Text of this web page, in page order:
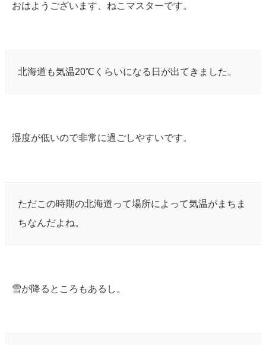
おはようございます、ねこマスターです。
北海道も気温20℃くらいになる日が出てきました。
湿度が低いので非常に過ごしやすいです。
ただこの時期の北海道って場所によって気温がまちま
ちなんだよね。
雪が降るところもあるし。